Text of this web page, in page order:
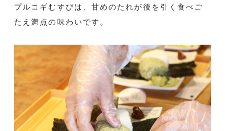
プルコギむすびは、甘めのたれが後を引く食べご
たえ満点の味わいです。